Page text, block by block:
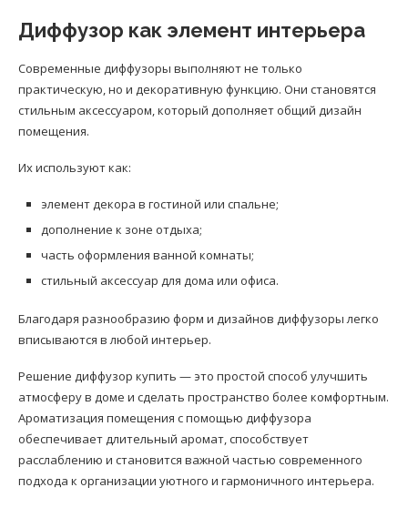
Диффузор как элемент интерьера
Современные диффузоры выполняют не только
практическую, но и декоративную функцию. Они становятся
стильным аксессуаром, который дополняет общий дизайн
помещения.
Их используют как:
элемент декора в гостиной или спальне;
дополнение к зоне отдыха;
часть оформления ванной комнаты;
стильный аксессуар для дома или офиса.
Благодаря разнообразию форм и дизайнов диффузоры легко
вписываются в любой интерьер.
Решение диффузор купить — это простой способ улучшить
атмосферу в доме и сделать пространство более комфортным.
Ароматизация помещения с помощью диффузора
обеспечивает длительный аромат, способствует
расслаблению и становится важной частью современного
подхода к организации уютного и гармоничного интерьера.